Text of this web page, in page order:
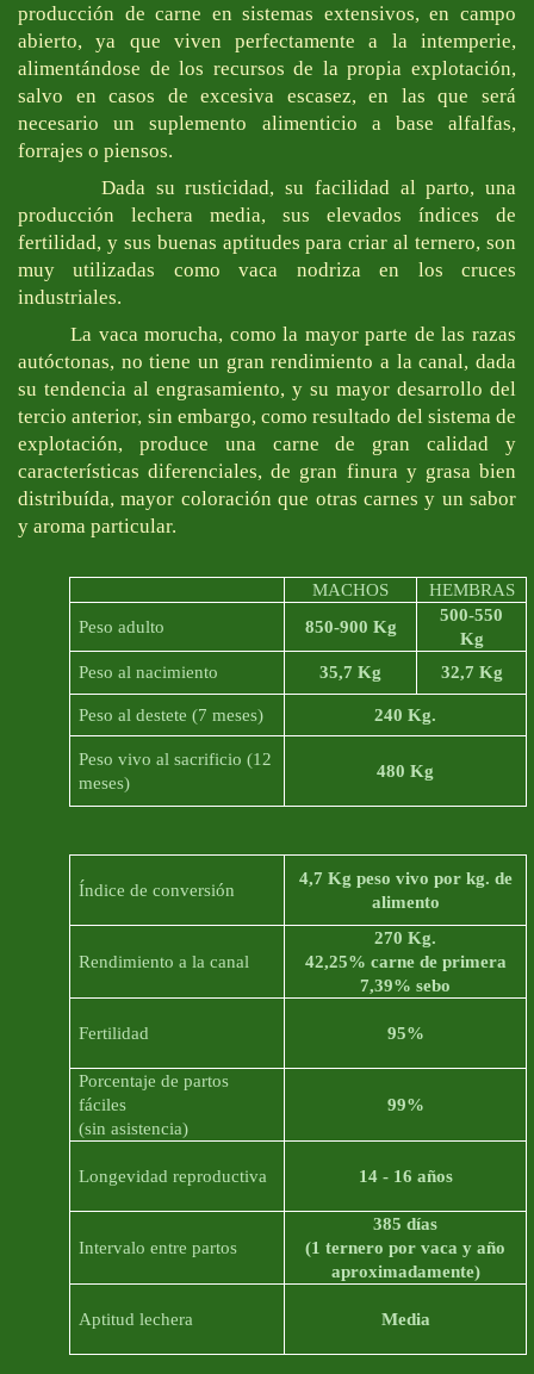
producción de carne en sistemas extensivos, en campo
abierto, ya que viven perfectamente a la intemperie,
alimentándose de los recursos de la propia explotación,
salvo en casos de excesiva escasez, en las que será
necesario un suplemento alimenticio a base alfalfas,
forrajes o piensos.
Dada su rusticidad, su facilidad al parto, una
producción lechera media, sus elevados índices de
fertilidad, y sus buenas aptitudes para criar al ternero, son
muy utilizadas como vaca nodriza en los cruces
industriales.
La vaca morucha, como la mayor parte de las razas
autóctonas, no tiene un gran rendimiento a la canal, dada
su tendencia al engrasamiento, y su mayor desarrollo del
tercio anterior, sin embargo, como resultado del sistema de
explotación, produce una carne de gran calidad y
características diferenciales, de gran finura y grasa bien
distribuída, mayor coloración que otras carnes y un sabor
y aroma particular.
MACHOS
HEMBRAS
Peso adulto
850-900 Kg
500-550
Kg
Peso al nacimiento
35,7 Kg 32,7 Kg
Peso al destete (7 meses) 240 Kg.
Peso vivo al sacrificio (12
meses)
480 Kg
Índice de conversión
4,7 Kg peso vivo por kg. de
alimento
Rendimiento a la canal
270 Kg.
42,25% carne de primera
7,39% sebo
Fertilidad 95%
Porcentaje de partos
fáciles
(sin asistencia)
99%
Longevidad reproductiva 14 - 16 años
Intervalo entre partos
385 días
(1 ternero por vaca y año
aproximadamente)
Aptitud lechera Media